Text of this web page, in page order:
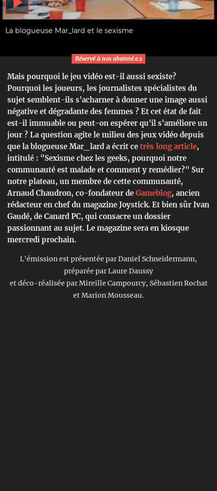
La blogueuse Mar_lard et le sexisme
Réservé à nos abonné.e.s
Mais pourquoi le jeu vidéo est-il aussi sexiste?
Pourquoi les joueurs, les journalistes spécialistes du
sujet semblent-ils s'acharner à donner une image aussi
négative et dégradante des femmes ? Et cet état de fait
est-il immuable ou peut-on espérer qu'il s'améliore un
jour ? La question agite le milieu des jeux vidéo depuis
que la blogueuse Mar_lard a écrit ce très long article,
intitulé : "Sexisme chez les geeks, pourquoi notre
communauté est malade et comment y remédier?" Sur
notre plateau, un membre de cette communauté,
Arnaud Chaudron, co-fondateur de Gameblog, ancien
rédacteur en chef du magazine Joystick. Et bien sûr Ivan
Gaudé, de Canard PC, qui consacre un dossier
passionnant au sujet. Le magazine sera en kiosque
mercredi prochain.
L'émission est présentée par Daniel Schneidermann,
préparée par Laure Daussy
et déco-réalisée par Mireille Campourcy, Sébastien Rochat
et Marion Mousseau.